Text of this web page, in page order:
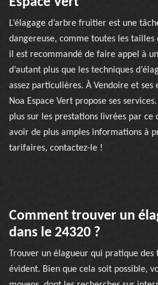
L’élagage d’arbre fruitier est une
dangereuse, comme toutes les tailles
il est recommandé de faire appel à
d’autant plus que les techniques
assez particulières. À Vendoire et ses
Noa Espace Vert propose ses
plus sur les prestations livrées par ce
avoir de plus amples informations à
tarifaires, contactez-le !
Comment trouver un
dans le 24320 ?
Trouver un élagueur qui pratique des
évident. Bien que cela soit possible,